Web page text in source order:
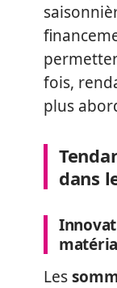
fois,
plus
dans
Les